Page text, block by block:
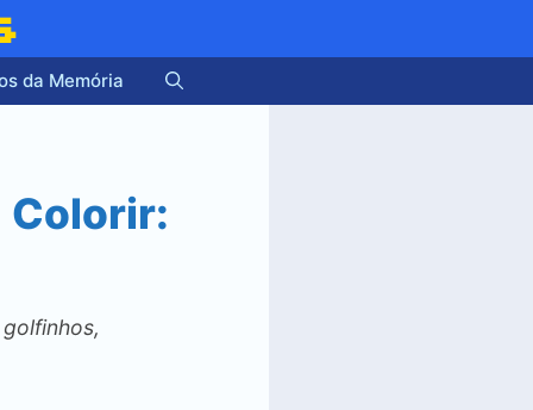
da Memória
Colorir: